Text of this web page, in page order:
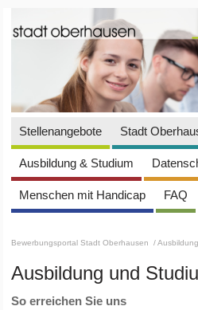
Stellenangebote Stadt
Ausbildung & Studium
Menschen mit Handicap
FAQ
Bewerbungsportal Stadt Oberhausen /
Ausbildung und
So erreichen Sie uns